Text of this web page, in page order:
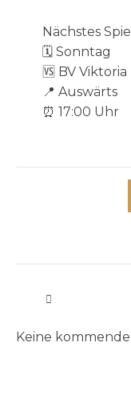
Nächstes
🗓 Sonntag
🆚 BV
📍 Auswärts
⏰ 17:00 Uhr
Keine